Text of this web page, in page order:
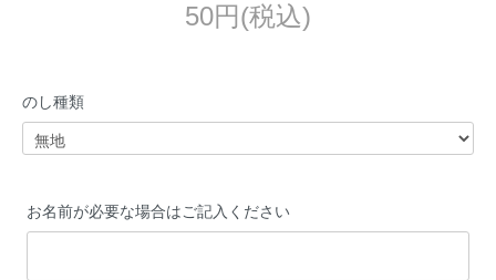
50円(税込)
のし種類
お名前が必要な場合はご記入ください